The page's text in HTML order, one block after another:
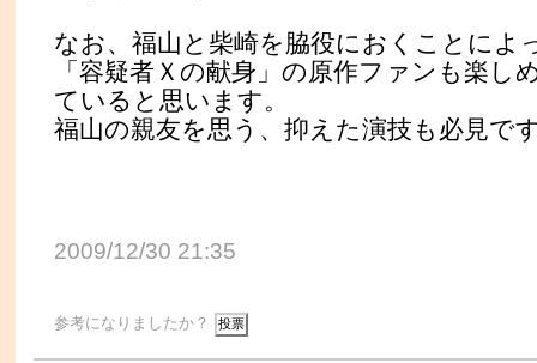
なお、福山と柴崎を脇役におくことによ
「容疑者Ｘの献身」の原作ファンも楽し
ていると思います。
福山の親友を思う、抑えた演技も必見で
2009/12/30 21:35
参考になりましたか？